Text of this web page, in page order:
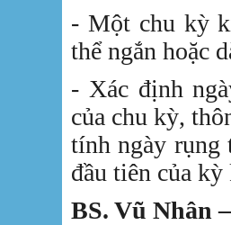
- Một chu kỳ
thể ngắn hoặc
- Xác định
của chu kỳ,
tính ngày rụng
đầu tiên của
BS. Vũ Nhân